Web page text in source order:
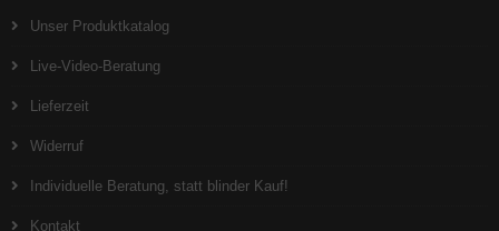
Unser Produktkatalog
Live-Video-Beratung
Lieferzeit
Widerruf
Individuelle Beratung, statt blinder Kauf!
Kontakt